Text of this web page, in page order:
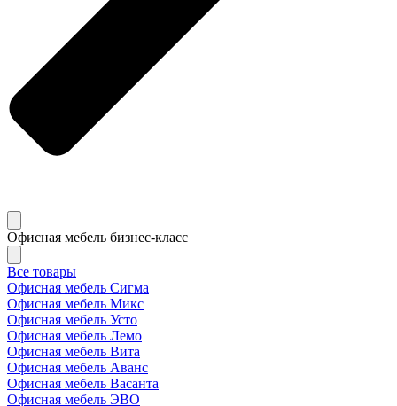
Офисная мебель бизнес-класс
Все товары
Офисная мебель Сигма
Офисная мебель Микс
Офисная мебель Усто
Офисная мебель Лемо
Офисная мебель Вита
Офисная мебель Аванс
Офисная мебель Васанта
Офисная мебель ЭВО